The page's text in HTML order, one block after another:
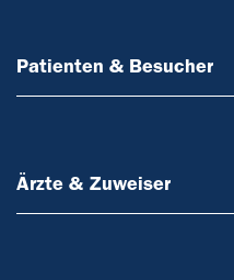
Patienten & Besucher
Ärzte & Zuweiser